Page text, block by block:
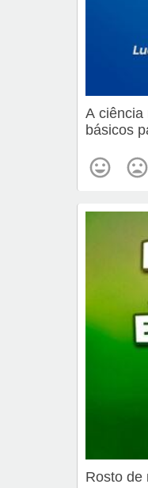
A ciência
básicos
Rosto de